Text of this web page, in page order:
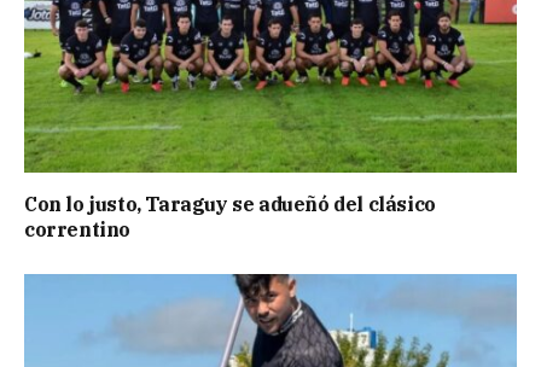
Con lo justo, Taraguy se adueñó del clásico
correntino